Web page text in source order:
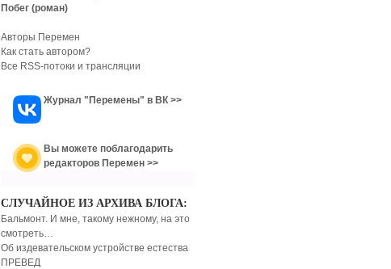
Побег (роман)
Авторы Перемен
Как стать автором?
Все RSS-потоки и трансляции
Журнал "Перемены" в ВК >>
Вы можете поблагодарить
редакторов Перемен >>
СЛУЧАЙНОЕ ИЗ АРХИВА БЛОГА:
Бальмонт. И мне, такому нежному, на это
смотреть…
Об издевательском устройстве естества
ПРЕВЕД